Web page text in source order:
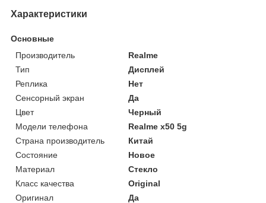
Характеристики
Основные
Производитель
Realme
Тип
Дисплей
Реплика
Нет
Сенсорный экран
Да
Цвет
Черный
Модели телефона
Realme x50 5g
Страна производитель
Китай
Состояние
Новое
Материал
Стекло
Класс качества
Original
Оригинал
Да